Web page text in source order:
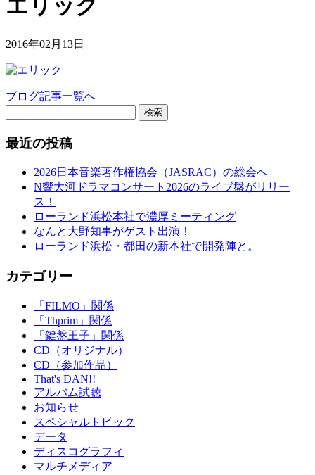
エリック
2016年02月13日
ブログ記事一覧へ
検索
最近の投稿
2026日本音楽著作権協会（JASRAC）の総会へ
N響大河ドラマコンサート2026のライブ盤がリリー
ス！
ローランド浜松本社で濃厚ミーティング
なんと大野知事がゲスト出演！
ローランド浜松・都田の新本社で開発陣と。
カテゴリー
「FILMO」関係
「Thprim」関係
「鍵盤王子」関係
CD（オリジナル）
CD（参加作品）
That's DAN!!
アルバム試聴
お知らせ
スペシャルトピック
データ
ディスコグラフィ
マルチメディア